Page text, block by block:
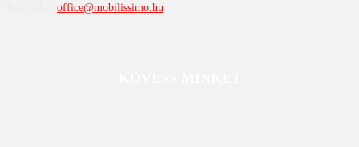
office@mobilissimo.hu